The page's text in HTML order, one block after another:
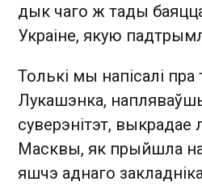
дык чаго ж тады
Украіне, якую
Толькі мы напісалі
Лукашэнка,
суверэнітэт,
Масквы, як прыйшла
яшчэ аднаго